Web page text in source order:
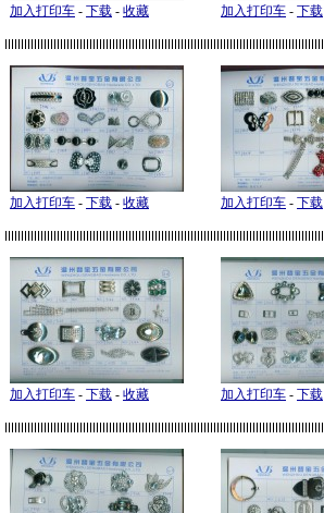
加入打印车 - 下载 - 收藏 加入打印车 - 下载
加入打印车 - 下载 - 收藏 加入打印车 - 下载
加入打印车 - 下载 - 收藏 加入打印车 - 下载